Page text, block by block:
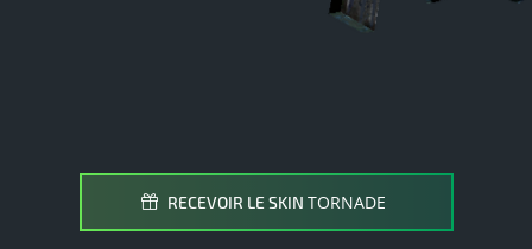
RECEVOIR LE SKIN TORNADE